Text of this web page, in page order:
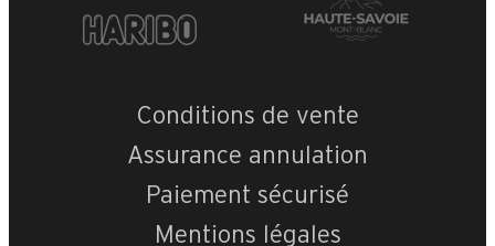
Conditions de vente
Assurance annulation
Paiement sécurisé
Mentions légales